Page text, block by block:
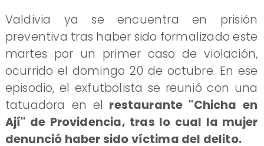
Valdivia ya se encuentra en prisión
preventiva tras haber sido formalizado este
martes por un primer caso de violación,
ocurrido el domingo 20 de octubre. En ese
episodio, el exfutbolista se reunió con una
tatuadora en el restaurante "Chicha en
Ají" de Providencia, tras lo cual la mujer
denunció haber sido víctima del delito.